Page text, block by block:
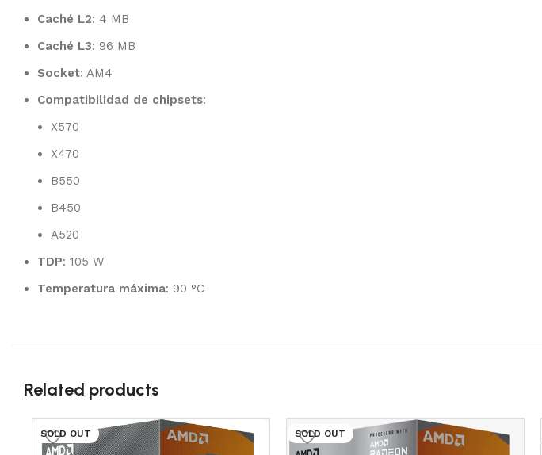
Caché L2: 4 MB
Caché L3: 96 MB
Socket: AM4
Compatibilidad de chipsets:
X570
X470
B550
B450
A520
TDP: 105 W
Temperatura máxima: 90 °C
Related products
SOLD OUT SOLD OUT